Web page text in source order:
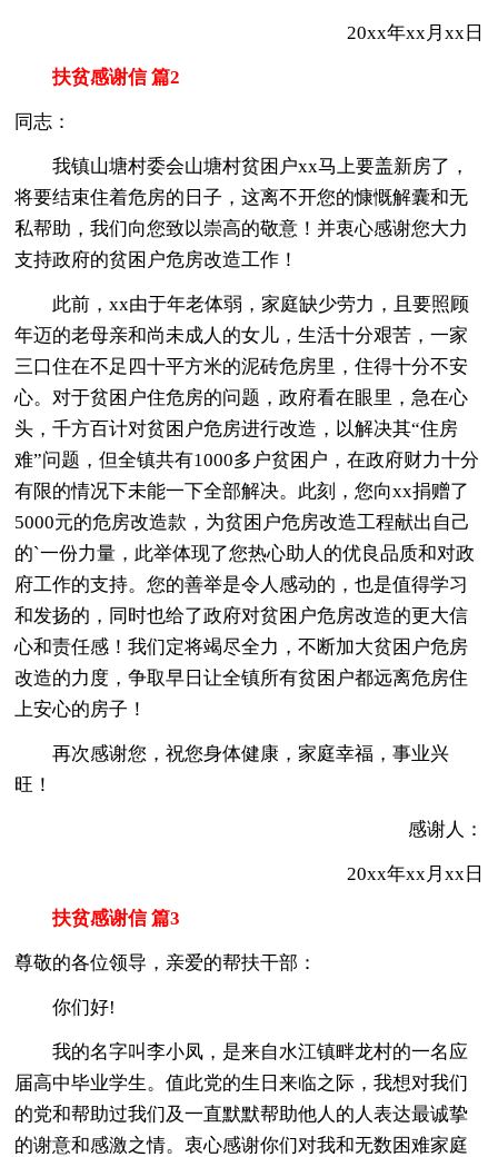
20xx年xx月xx日
扶贫感谢信 篇2
同志：
我镇山塘村委会山塘村贫困户xx马上要盖新房了，
将要结束住着危房的日子，这离不开您的慷慨解囊和无
私帮助，我们向您致以崇高的敬意！并衷心感谢您大力
支持政府的贫困户危房改造工作！
此前，xx由于年老体弱，家庭缺少劳力，且要照顾
年迈的老母亲和尚未成人的女儿，生活十分艰苦，一家
三口住在不足四十平方米的泥砖危房里，住得十分不安
心。对于贫困户住危房的问题，政府看在眼里，急在心
头，千方百计对贫困户危房进行改造，以解决其“住房
难”问题，但全镇共有1000多户贫困户，在政府财力十分
有限的情况下未能一下全部解决。此刻，您向xx捐赠了
5000元的危房改造款，为贫困户危房改造工程献出自己
的`一份力量，此举体现了您热心助人的优良品质和对政
府工作的支持。您的善举是令人感动的，也是值得学习
和发扬的，同时也给了政府对贫困户危房改造的更大信
心和责任感！我们定将竭尽全力，不断加大贫困户危房
改造的力度，争取早日让全镇所有贫困户都远离危房住
上安心的房子！
再次感谢您，祝您身体健康，家庭幸福，事业兴
旺！
感谢人：
20xx年xx月xx日
扶贫感谢信 篇3
尊敬的各位领导，亲爱的帮扶干部：
你们好!
我的名字叫李小凤，是来自水江镇畔龙村的一名应
届高中毕业学生。值此党的生日来临之际，我想对我们
的党和帮助过我们及一直默默帮助他人的人表达最诚挚
的谢意和感激之情。衷心感谢你们对我和无数困难家庭